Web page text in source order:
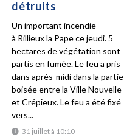
détruits
31 juillet à 10:10
Un important incendie
à Rillieux la Pape ce jeudi. 5
hectares de végétation sont
partis en fumée. Le feu a pris
dans après-midi dans la partie
boisée entre la Ville Nouvelle
et Crépieux. Le feu a été fixé
vers...